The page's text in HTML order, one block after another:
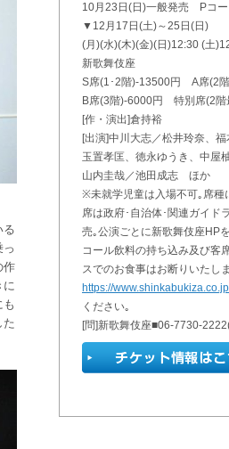
る
作
に
た
10月23日(日)一般発売 Pコ
▼12月17日(土)～25日(日)
(月)(水)(木)(金)(日)12:30 (土
新歌舞伎座
S席(1･2階)-13500円 A席(2
B席(3階)-6000円 特別席(2
[作・演出]倉持裕
[出演]中川大志／松井玲奈、
玉置孝匡、徳永ゆうき、中屋
山内圭哉／池田成志 ほか
※未就学児童は入場不可｡席種
席は政府･自治体･関連ガイド
売｡公演ごとに新歌舞伎座HP
コール飲料の持ち込み及び客
スでのお食事はお断りいたし
https://
ください｡
[問]新歌舞伎座■06-7730-